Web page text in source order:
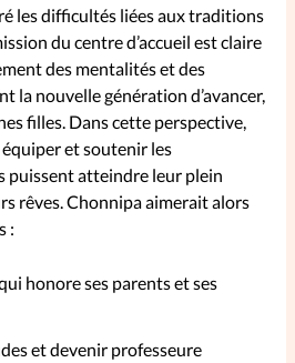
les difficultés liées aux traditions
du centre d’accueil est claire
des mentalités et des
la nouvelle génération d’avancer,
filles. Dans cette perspective,
et soutenir les
puissent atteindre leur plein
rêves. Chonnipa aimerait alors
:
honore ses parents et ses
et devenir professeure